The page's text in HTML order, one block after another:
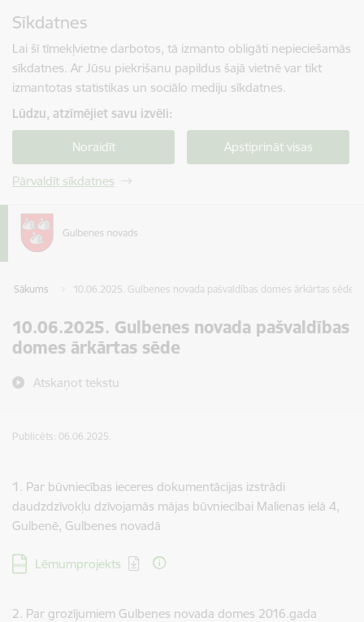
Sīkdatnes
Lai šī tīmekļvietne darbotos, tā izmanto obligāti nepieciešamās
sīkdatnes. Ar Jūsu piekrišanu papildus šajā vietnē var tikt
izmantotas statistikas un sociālo mediju sīkdatnes.
Lūdzu, atzīmējiet savu izvēli:
Noraidīt Apstiprināt visas
Pārvaldīt sīkdatnes
Sākums 10.06.2025. Gulbenes novada pašvaldības domes ārkārtas sēde
10.06.2025. Gulbenes novada pašvaldības
domes ārkārtas sēde
Atskaņot tekstu
Publicēts: 06.06.2025.
1. Par būvniecības ieceres dokumentācijas izstrādi
daudzdzīvokļu dzīvojamās mājas būvniecībai Malienas ielā 4,
Gulbenē, Gulbenes novadā
Lejupielādēt:
Lēmumprojekts
2. Par grozījumiem Gulbenes novada domes 2016.gada